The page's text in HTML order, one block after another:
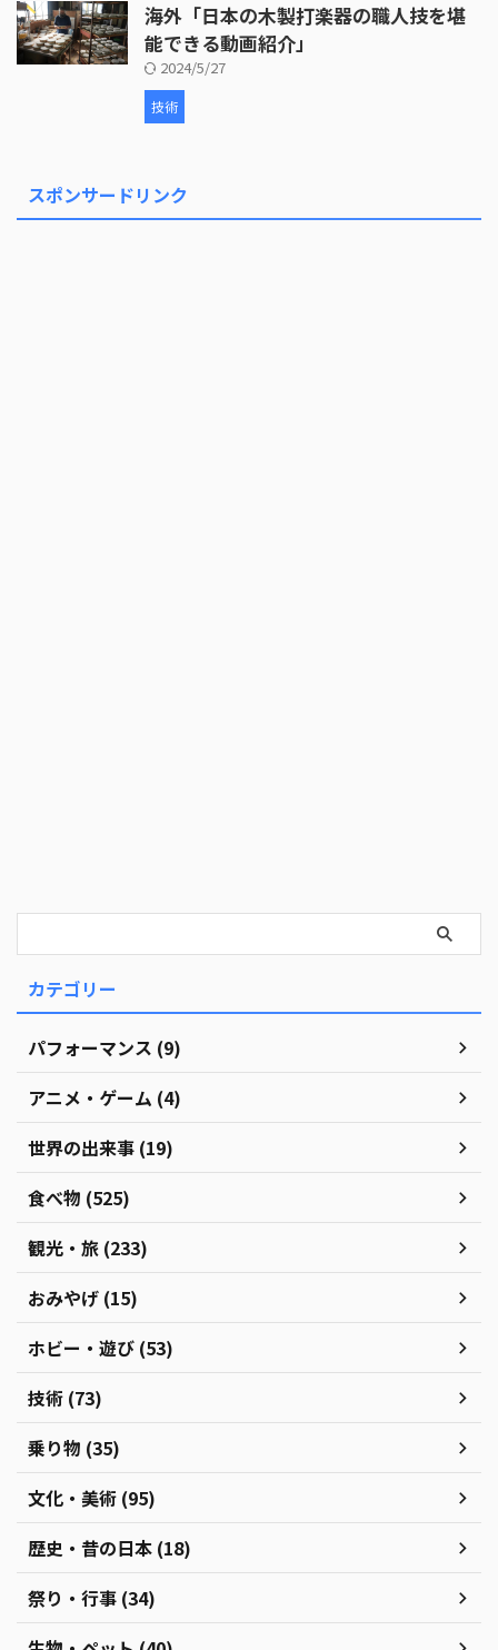
海外「日本の木製打楽器の職人技を堪
能できる動画紹介」
2024/5/27
技術
スポンサードリンク
カテゴリー
パフォーマンス (9)
アニメ・ゲーム (4)
世界の出来事 (19)
食べ物 (525)
観光・旅 (233)
おみやげ (15)
ホビー・遊び (53)
技術 (73)
乗り物 (35)
文化・美術 (95)
歴史・昔の日本 (18)
祭り・行事 (34)